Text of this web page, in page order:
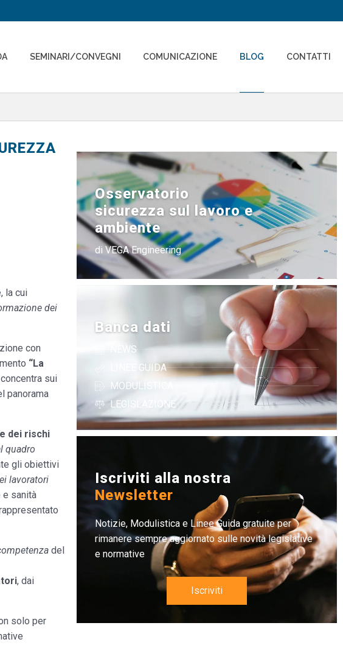
SEMINARI/CONVEGNI COMUNICAZIONE BLOG CONTATTI
, la cui
dei
con
“La
sui
panorama
dei rischi
quadro
gli obiettivi
lavoratori
e sanità
del
, dai
solo per
Banca dati
NEWS
LINEE GUIDA
MODULISTICA
LEGISLAZIONE
Osservatorio
sicurezza sul lavoro e
ambiente
di VEGA Engineering
Iscriviti alla nostra
Newsletter
Notizie, Modulistica e Linee Guida gratuite per
rimanere sempre aggiornato sulle novità legislative
e normative
Iscriviti